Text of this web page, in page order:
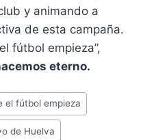
y animando a
de esta campaña.
fútbol empieza”,
eterno.
el fútbol empieza
de Huelva